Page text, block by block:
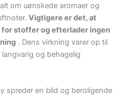
om uønskede aromaer og
Vigtigere er det, at
stoffer og efterlader ingen
. Dens virkning varer op til
og behagelig
spreder en blid og beroligende